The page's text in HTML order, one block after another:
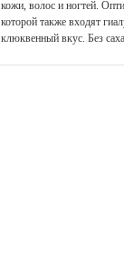
кожи, волос и ногтей.
которой также входят
клюквенный вкус. Без